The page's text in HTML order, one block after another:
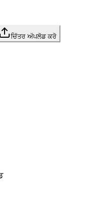
ਚਿੱਤਰ ਅੱਪਲੋਡ ਕਰੋ